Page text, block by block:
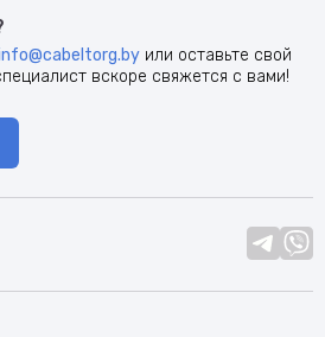
или оставьте свой
вскоре свяжется с вами!